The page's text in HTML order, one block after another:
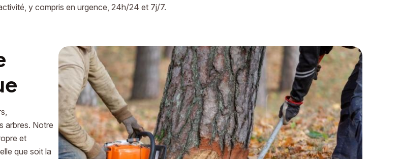
y compris en urgence, 24h/24 et 7j/7.
arbres. Notre
et
que soit la